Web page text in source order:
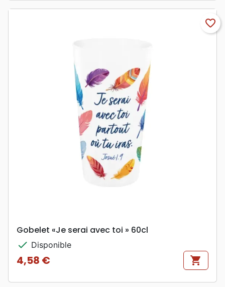
favorite_border
Gobelet «Je serai avec toi » 60cl
check Disponible
Prix
4,58 € shopping_cart